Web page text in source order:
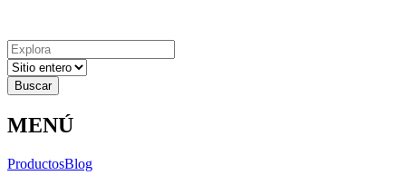
Resultados
para
MENÚ
ProductosBlog